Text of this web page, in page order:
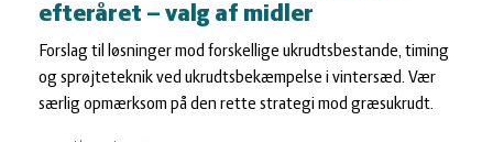
efteråret – valg af midler
Forslag til løsninger mod forskellige ukrudtsbestande, timing
og sprøjteteknik ved ukrudtsbekæmpelse i vintersæd. Vær
særlig opmærksom på den rette strategi mod græsukrudt.